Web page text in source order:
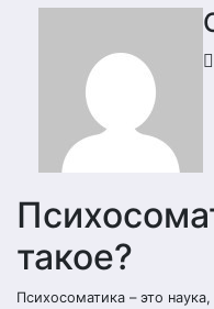
такое?
Психосоматика – это